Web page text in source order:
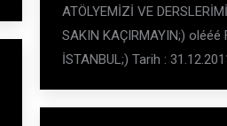
ATÖLYEMİZİ VE
SAKIN KAÇIRMAYIN;) olééé
İSTANBUL;) Tarih :